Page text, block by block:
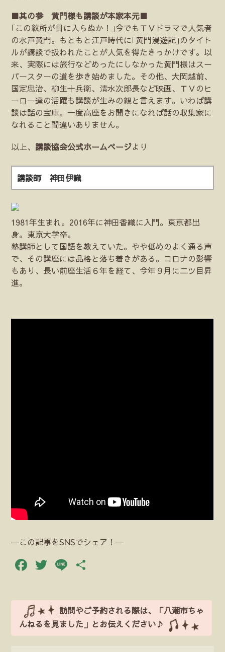
■其の参 黄門様も講談が本家本元■
｢この紋所が目に入らぬか！｣今でもＴＶドラマで人気者
の水戸黄門。もともと江戸時代に｢黄門漫遊記｣のタイト
ルが講談で扱われたことが人気を得たきっかけです。以
来、実際には旅行などめったにしなかった黄門様はスー
パースターの道を歩き始めました。その他、大岡越前、
国定忠治、柳生十兵衛、清水次郎長など映画、ＴＶのヒ
ーロー達の活躍も講談が生みの親と言えます。いわば講
談は話の宝庫。一度高座をお聞きになれば話の収集家に
なれること間違いありません。
以上、 講談協会公式ホームページより
講談師 神田伊織
1981年生まれ。2016年に神田香織に入門。東京都出
身。東京大学卒。
塾講師として国語を教えていた。やや低めのよく通る声
で、その講座には品格と落ち着きがある。コロナの影響
もあり、長い前座生活６年を経て、今年９月に二ツ目昇
進。
―この記事をSNSでシェア！―
Facebook
Twitter
Line
訪問やご予約される際は、「八潮市ちゃ
んねるを見ました」とお伝えください♪